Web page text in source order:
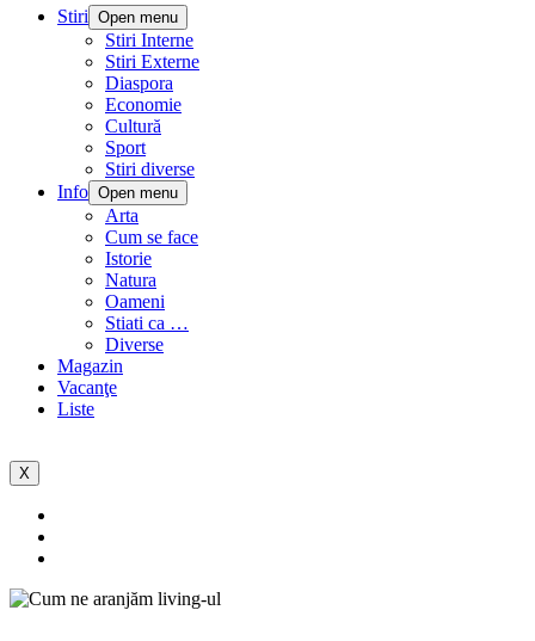
Stiri Open menu
Stiri Interne
Stiri Externe
Diaspora
Economie
Cultură
Sport
Stiri diverse
Info Open menu
Arta
Cum se face
Istorie
Natura
Oameni
Stiati ca …
Diverse
Magazin
Vacanţe
Liste
X